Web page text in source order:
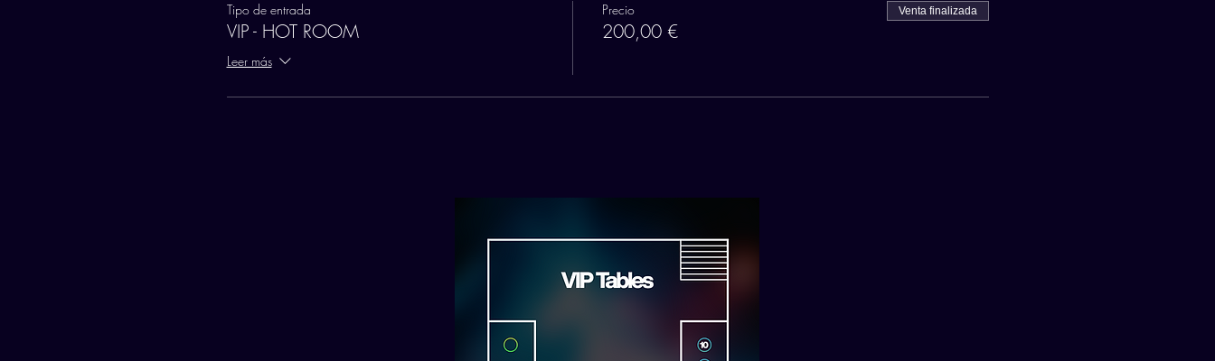
Tipo de entrada
VIP - HOT ROOM
Leer más
Precio
200,00 €
Venta finalizada